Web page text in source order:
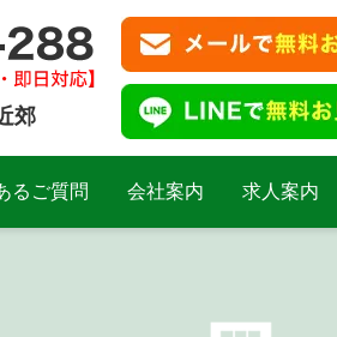
郊
るご質問 会社案内 求人案内